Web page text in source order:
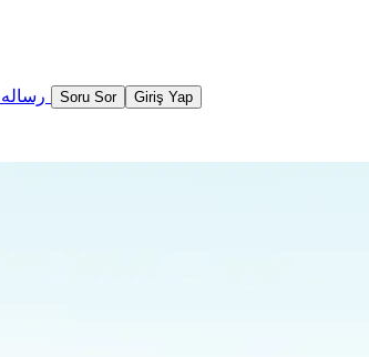
Soru Sor Giriş Yap